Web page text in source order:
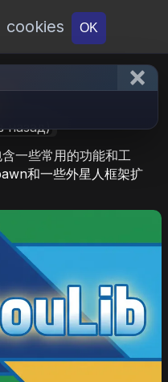
cookies OK
назад)
一些常用的功能和工
和一些外星人框架扩